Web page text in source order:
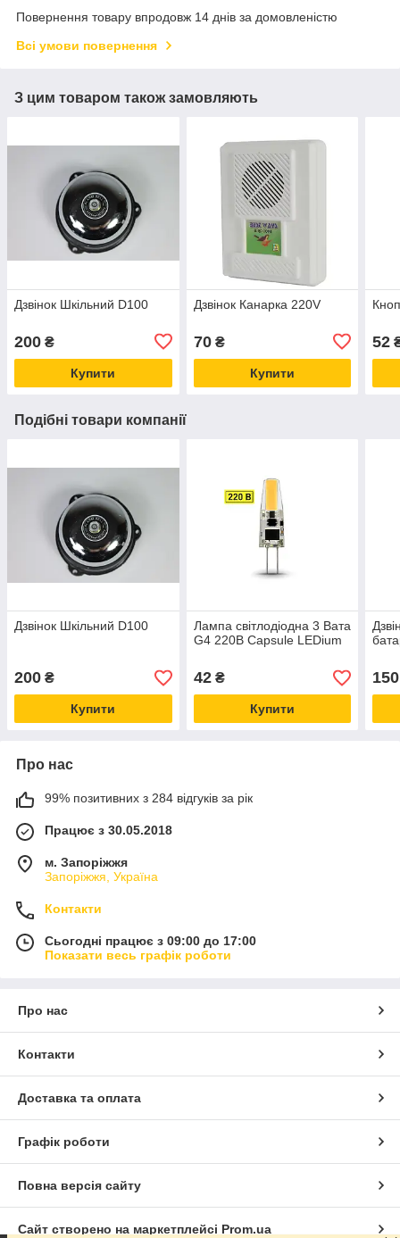
Повернення товару впродовж 14 днів за домовленістю
Всі умови повернення
З цим товаром також замовляють
Дзвінок Шкільний D100
200 ₴
Купити
Дзвінок Канарка 220V
70₴
Купити
52
Подібні товари компанії
Дзвінок Шкільний D100
200 ₴
Купити
Лампа світлодіодна 3 Вата
G4 220В Capsule LEDium
42₴
Купити
150
Про нас
99% позитивних з 284 відгуків за рік
Працює з 30.05.2018
м. Запоріжжя
Запоріжжя, Україна
Контакти
Сьогодні працює з 09:00 до 17:00
Показати весь графік роботи
Про нас
Контакти
Доставка та оплата
Графік роботи
Повна версія сайту
Сайт створено на маркетплейсі Prom.ua